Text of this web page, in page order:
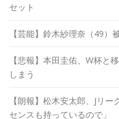
セット
【芸能】鈴木紗理奈（49）
【悲報】本田圭佑、W杯と
しまう
【朗報】松木安太郎、Jリ
センスも持っているので」